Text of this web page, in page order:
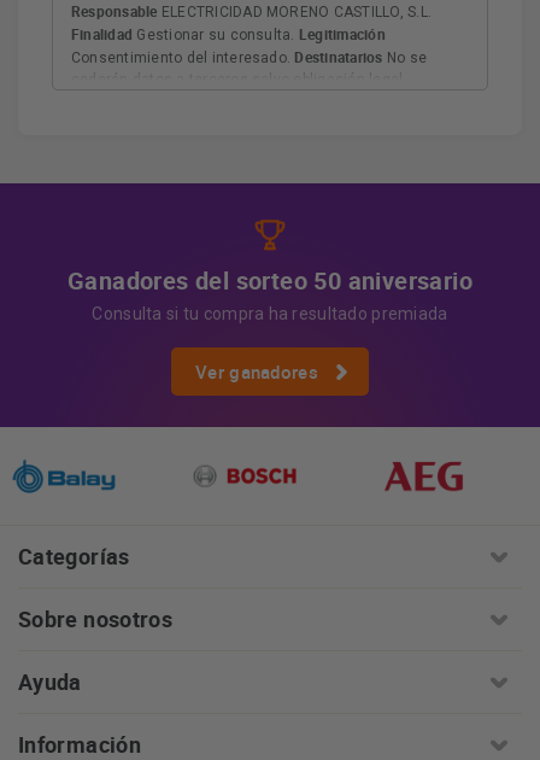
Responsable ELECTRICIDAD MORENO CASTILLO, S.L.
Finalidad Gestionar su consulta. Legitimación
Consentimiento del interesado. Destinatarios No se
Ganadores del sorteo 50 aniversario
Consulta si tu compra ha resultado premiada
Ver ganadores
Categorías
Sobre nosotros
Ayuda
Información